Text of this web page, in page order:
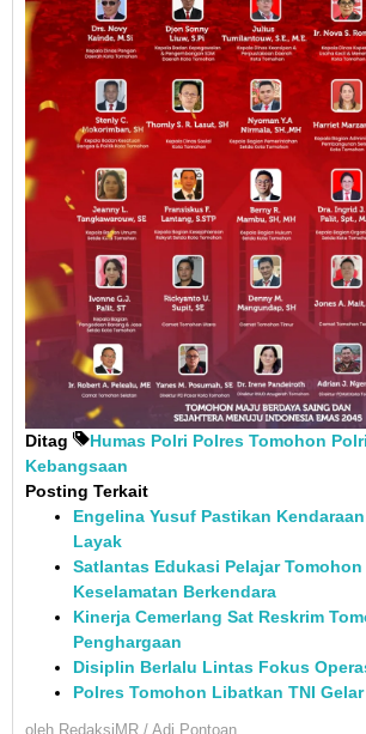
Ditag Humas Polri Polres Tomohon Polri
Kebangsaan
Posting Terkait
Engelina Yusuf Pastikan
Layak
Satlantas Edukasi Pelajar Tomohon
Keselamatan Berkendara
Kinerja Cemerlang Sat Reskrim
Penghargaan
Disiplin Berlalu Lintas Fokus
Polres Tomohon Libatkan TNI
oleh RedaksiMR / Adi Pontoan